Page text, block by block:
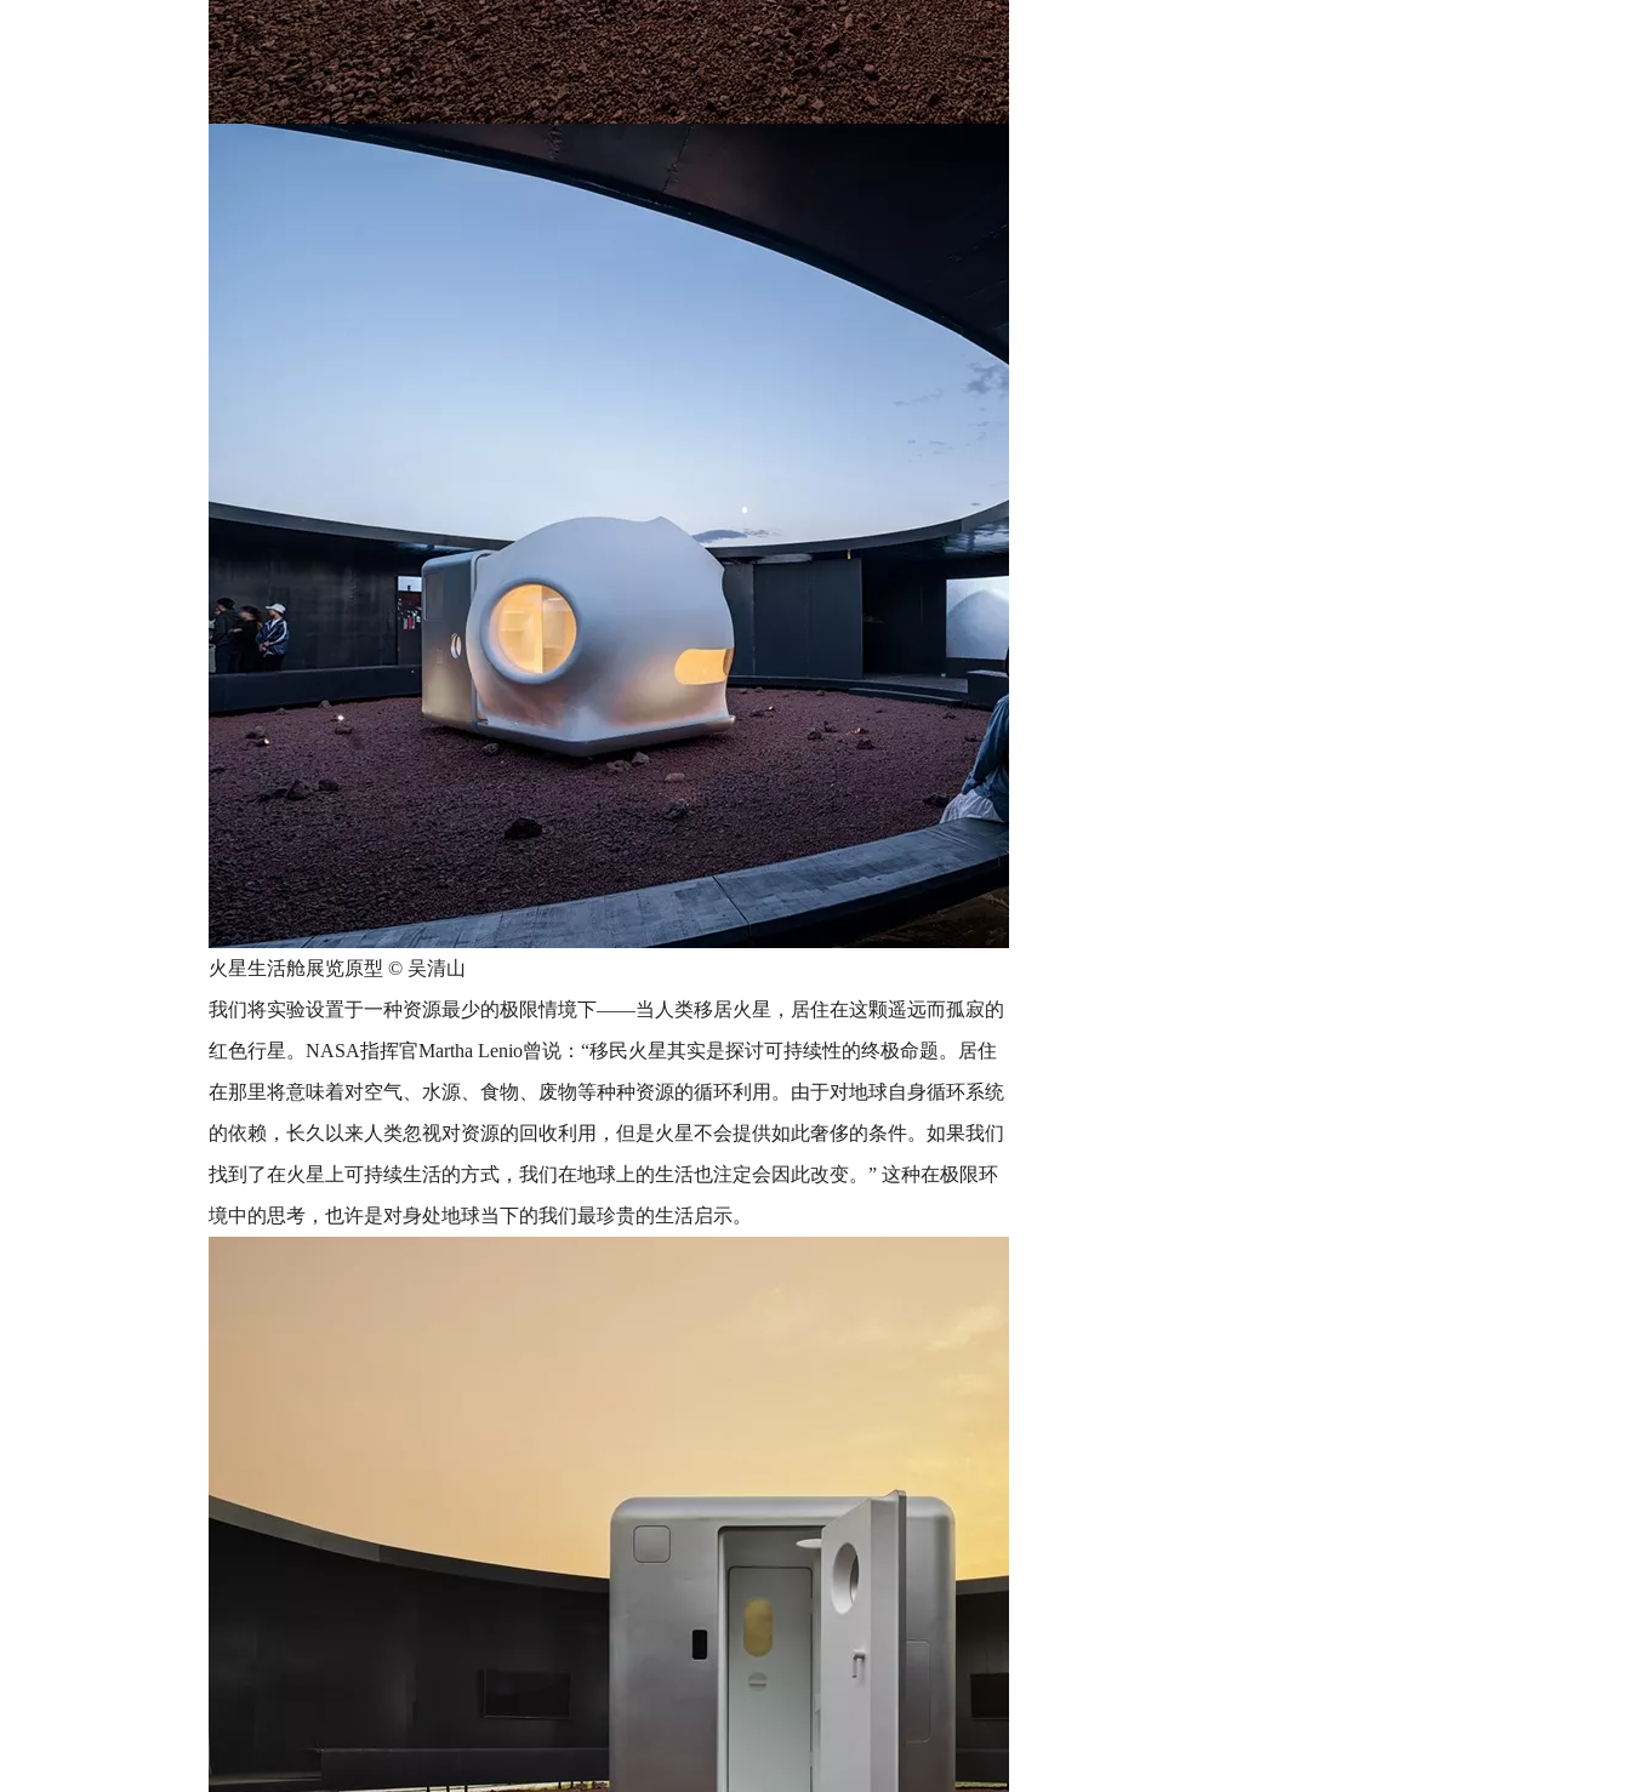
火星生活舱展览原型 © 吴清山
我们将实验设置于一种资源最少的极限情境下——当人类移居火星，居住在这颗遥远而孤寂的
红色行星。NASA指挥官Martha Lenio曾说：“移民火星其实是探讨可持续性的终极命题。居住
在那里将意味着对空气、水源、食物、废物等种种资源的循环利用。由于对地球自身循环系统
的依赖，长久以来人类忽视对资源的回收利用，但是火星不会提供如此奢侈的条件。如果我们
找到了在火星上可持续生活的方式，我们在地球上的生活也注定会因此改变。” 这种在极限环
境中的思考，也许是对身处地球当下的我们最珍贵的生活启示。